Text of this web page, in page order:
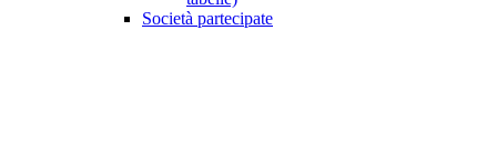
Società partecipate